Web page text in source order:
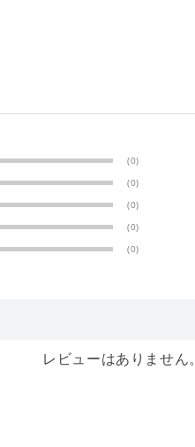
(0)
(0)
(0)
(0)
(0)
レビューはありません